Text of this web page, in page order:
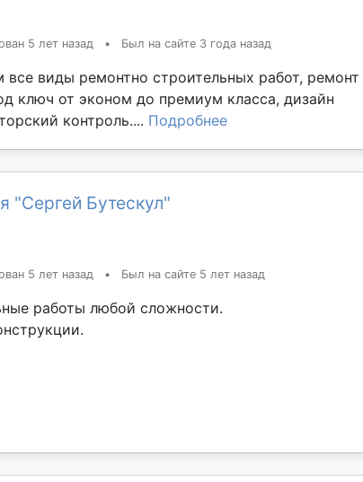
5 лет назад • Был на сайте 3 года назад
все виды ремонтно строительных работ, ремонт
ключ от эконом до премиум класса, дизайн
контроль.... Подробнее
"Сергей Бутескул"
5 лет назад • Был на сайте 5 лет назад
работы любой сложности.